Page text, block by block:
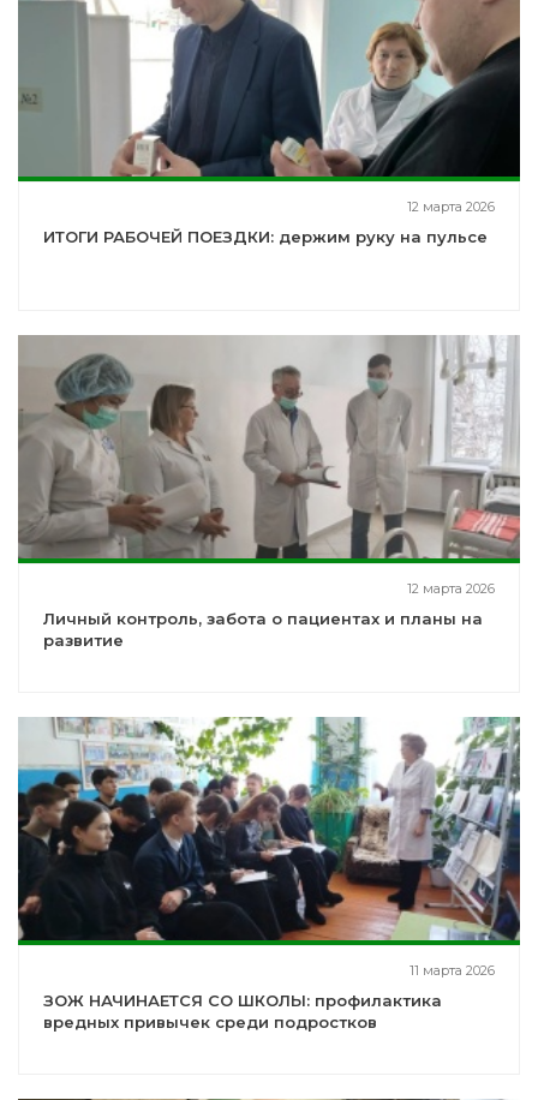
12 марта 2026
ИТОГИ РАБОЧЕЙ ПОЕЗДКИ: держим руку на пульсе
12 марта 2026
Личный контроль, забота о пациентах и планы на
развитие
11 марта 2026
ЗОЖ НАЧИНАЕТСЯ СО ШКОЛЫ: профилактика
вредных привычек среди подростков